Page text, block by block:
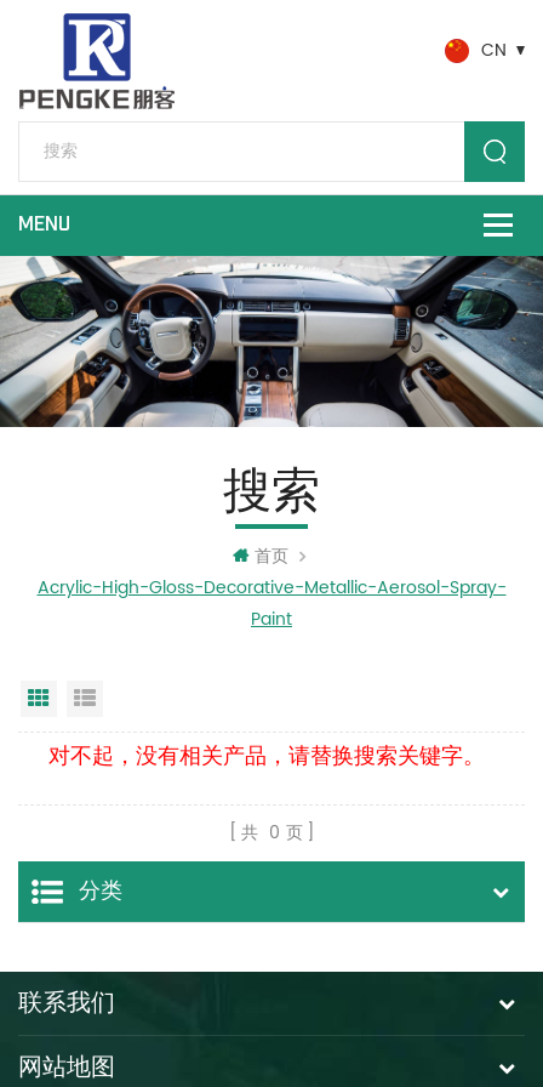
CN
搜索
首页
Acrylic-High-Gloss-Decorative-Metallic-Aerosol-Spray-
Paint
网格视图
对不起，没有相关产品，请替换搜索关键字。
共 0 页
分类
联系我们
网站地图